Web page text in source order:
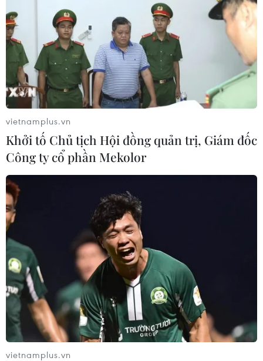
vietnamplus.vn
Khởi tố Chủ tịch Hội đồng quản trị, Giám đốc
Công ty cổ phần Mekolor
vietnamplus.vn